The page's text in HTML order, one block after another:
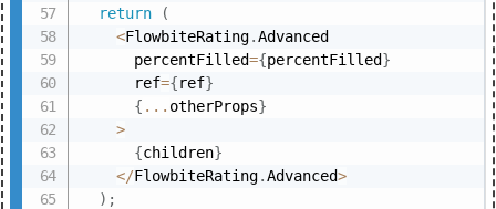
return
(
<FlowbiteRating.Advanced
      percentFilled
={percentFilled}
      ref
={ref}
{ ... otherProps}
>
{children}
</FlowbiteRating.Advanced>
) ;